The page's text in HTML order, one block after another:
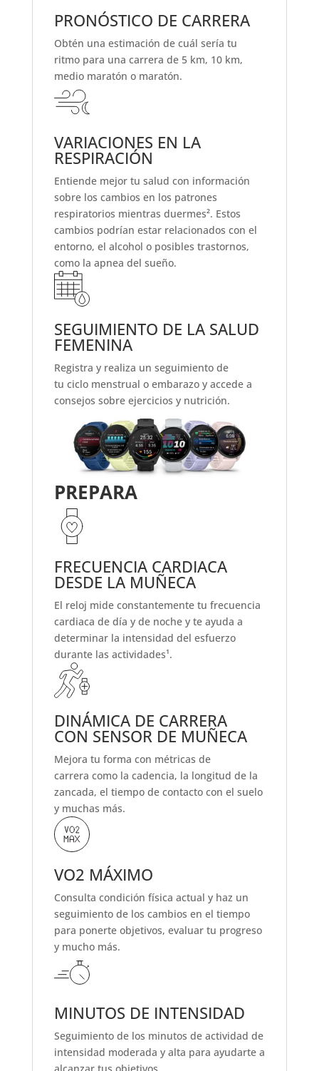
PRONÓSTICO DE CARRERA
Obtén una estimación de cuál sería tu
ritmo para una carrera de 5 km, 10 km,
medio maratón o maratón.
VARIACIONES EN LA
RESPIRACIÓN
Entiende mejor tu salud con información
sobre los cambios en los patrones
respiratorios mientras duermes². Estos
cambios podrían estar relacionados con el
entorno, el alcohol o posibles trastornos,
como la apnea del sueño.
SEGUIMIENTO DE LA SALUD
FEMENINA
Registra y realiza un seguimiento de
tu ciclo menstrual o embarazo y accede a
consejos sobre ejercicios y nutrición.
PREPARA
FRECUENCIA CARDIACA
DESDE LA MUÑECA
El reloj mide constantemente tu frecuencia
cardiaca de día y de noche y te ayuda a
determinar la intensidad del esfuerzo
durante las actividades¹.
DINÁMICA DE CARRERA
CON SENSOR DE MUÑECA
Mejora tu forma con métricas de
carrera como la cadencia, la longitud de la
zancada, el tiempo de contacto con el suelo
y muchas más.
VO2 MÁXIMO
Consulta condición física actual y haz un
seguimiento de los cambios en el tiempo
para ponerte objetivos, evaluar tu progreso
y mucho más.
MINUTOS DE INTENSIDAD
Seguimiento de los minutos de actividad de
intensidad moderada y alta para ayudarte a